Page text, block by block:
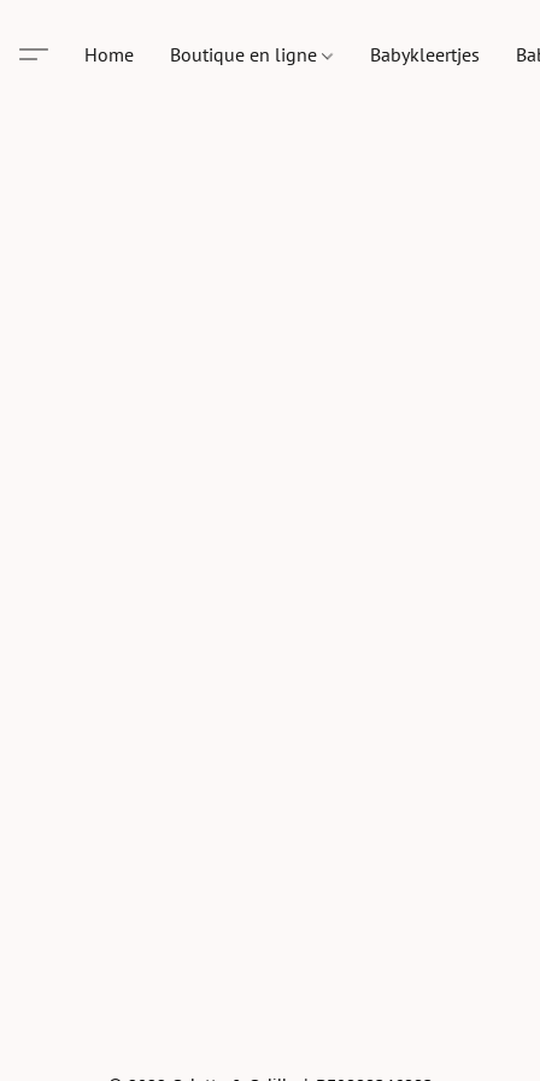
Home Boutique en ligne Babykleertjes